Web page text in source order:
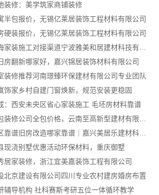
装修：美学筑家商铺装修
半包报价，无锡亿莱居装饰工程材料有限公司
硬装报价，无锡亿莱居装饰工程材料有限公司
房翻新哪家好，嘉兴锦居装饰材料有限公司
装修推荐河南璟臻环保建材有限公司专业团队
饰家乡村自建门窗焕新，规范安装更稳固
：西安未央区省心家装施工 毛坯房材料靠谱
嘉兴城区靠谱旧房改造哪家靠谱｜嘉兴美居乐建材科技有限公司
现浇别墅优惠活动环保材料，重庆御墅
居家装修，浙江宜美嘉装饰工程有限公司
北京建设有限公司四川专业农村建房婚房布置
辅导机构 社科赛斯考研五位一体循环教学